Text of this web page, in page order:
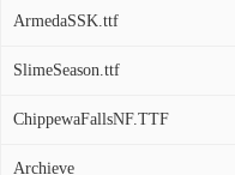
ArmedaSSK.ttf
SlimeSeason.ttf
ChippewaFallsNF.TTF
Archieve